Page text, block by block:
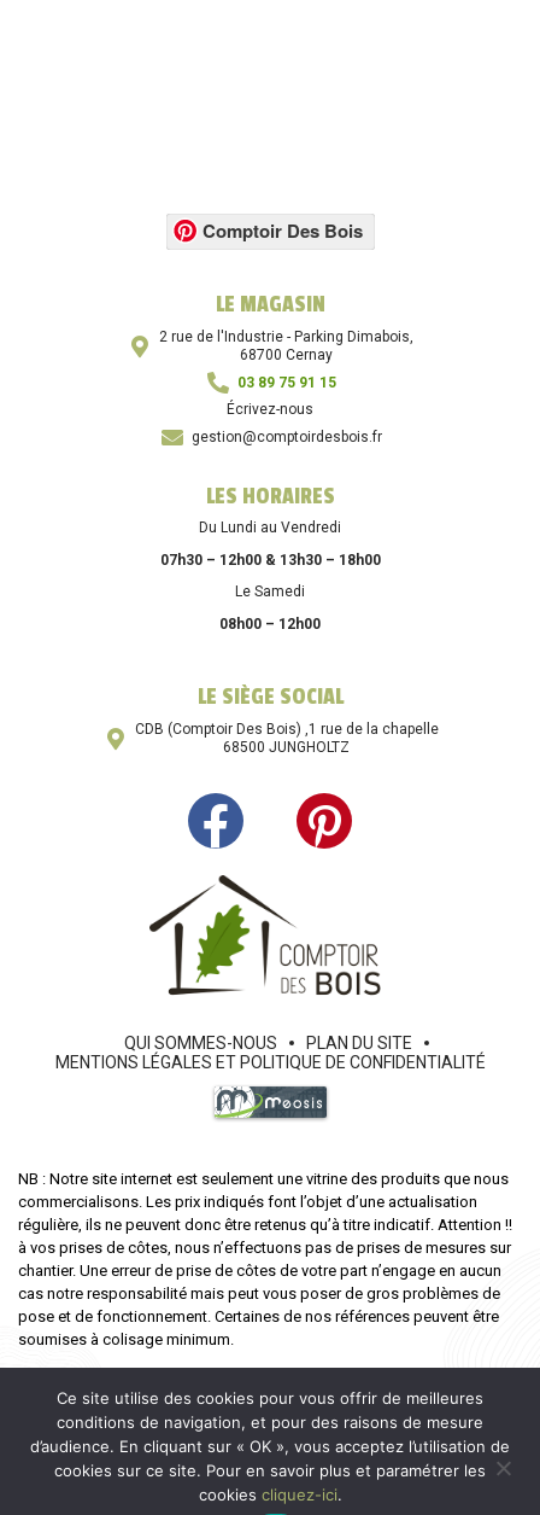
Comptoir Des Bois
LE MAGASIN
2 rue de l'Industrie - Parking Dimabois,
68700 Cernay
03 89 75 91 15
Écrivez-nous
gestion@comptoirdesbois.fr
LES HORAIRES
Du Lundi au Vendredi
07h30 – 12h00 & 13h30 – 18h00
Le Samedi
08h00 – 12h00
LE SIÈGE SOCIAL
CDB (Comptoir Des Bois) ,1 rue de la chapelle
68500 JUNGHOLTZ
QUI SOMMES-NOUS
PLAN DU SITE
MENTIONS LÉGALES ET POLITIQUE DE CONFIDENTIALITÉ
NB : Notre site internet est seulement une vitrine des produits que nous
commercialisons. Les prix indiqués font l’objet d’une actualisation
régulière, ils ne peuvent donc être retenus qu’à titre indicatif. Attention !!
à vos prises de côtes, nous n’effectuons pas de prises de mesures sur
chantier. Une erreur de prise de côtes de votre part n’engage en aucun
cas notre responsabilité mais peut vous poser de gros problèmes de
pose et de fonctionnement. Certaines de nos références peuvent être
soumises à colisage minimum.
Ce site utilise des cookies pour vous offrir de meilleures
conditions de navigation, et pour des raisons de mesure
d’audience. En cliquant sur « OK », vous acceptez l’utilisation de
cookies sur ce site. Pour en savoir plus et paramétrer les
cookies cliquez-ici.